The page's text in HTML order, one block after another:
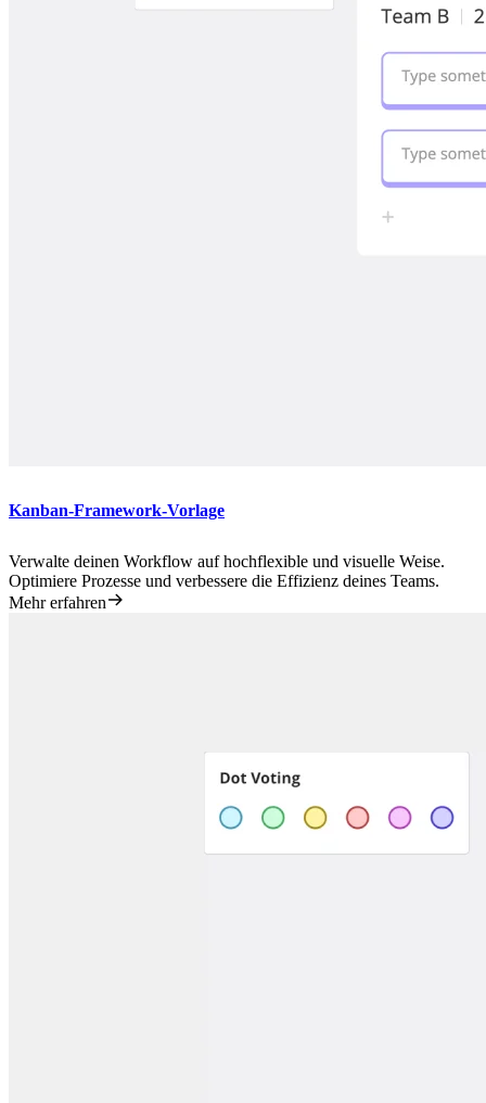
Kanban-Framework-Vorlage
Verwalte deinen Workflow auf hochflexible und visuelle Weise.
Optimiere Prozesse und verbessere die Effizienz deines Teams.
Mehr erfahren